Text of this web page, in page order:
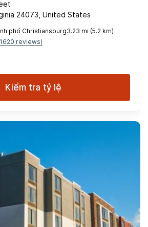
24073, United States
phố Christiansburg3.23 mi (5.2 km)
reviews)
Kiểm tra tỷ lệ